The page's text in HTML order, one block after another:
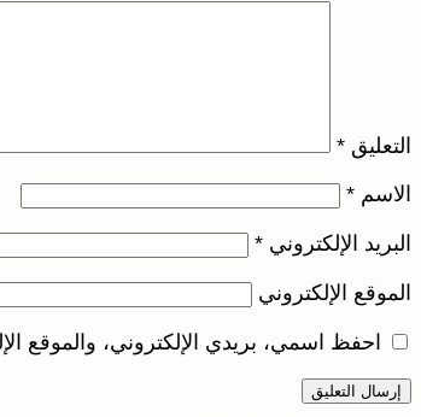
التعليق *
الاسم *
البريد الإلكتروني *
الموقع الإلكتروني
احفظ اسمي، بريدي الإلكتروني، والموقع